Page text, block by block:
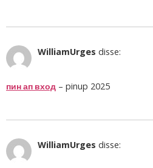
WilliamUrges disse:
пин ап вход – pinup 2025
WilliamUrges disse: